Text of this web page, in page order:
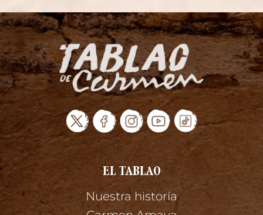
EL TABLAO
Nuestra historía